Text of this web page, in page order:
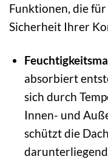
Funktionen, die
Sicherheit Ihrer
absorbiert
sich durch
Innen- und
schützt die